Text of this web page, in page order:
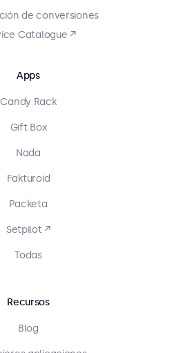
de conversiones
Catalogue ↗
Apps
Candy Rack
Gift Box
Nada
Fakturoid
Packeta
Setpilot ↗
Todas
Recursos
Blog